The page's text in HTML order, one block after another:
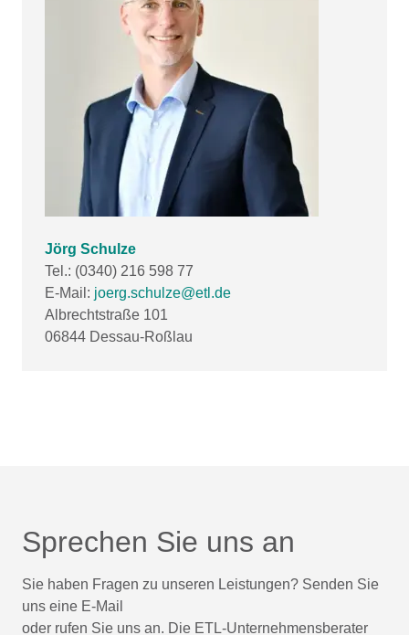
Jörg Schulze
Tel.: (0340) 216 598 77
E-Mail: joerg.schulze@etl.de
Albrechtstraße 101
06844 Dessau-Roßlau
Sprechen Sie uns an
Sie haben Fragen zu unseren Leistungen? Senden Sie
uns eine E-Mail
oder rufen Sie uns an. Die ETL-Unternehmensberater